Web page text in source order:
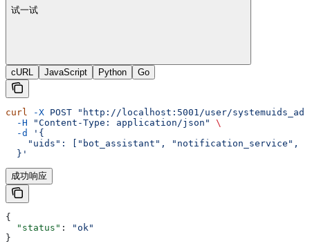
试一试
cURL JavaScript Python Go
curl -X POST "http://localhost:5001/user/
  -H
"Content-Type: application/json"
\
  -d
'{
"uids": ["bot_assistant", "notification_service",
  }'
成功响应
{
  "status"
:
"ok"
}